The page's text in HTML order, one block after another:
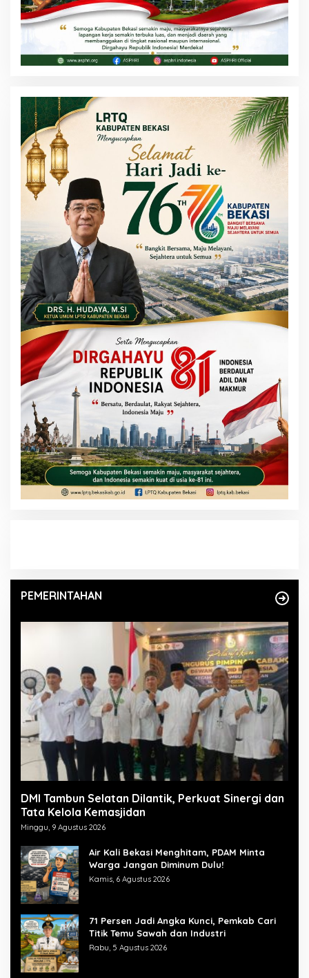
PEMERINTAHAN
DMI Tambun Selatan Dilantik, Perkuat Sinergi dan
Tata Kelola Kemasjidan
Minggu, 9 Agustus 2026
Air Kali Bekasi Menghitam, PDAM Minta
Warga Jangan Diminum Dulu!
Kamis, 6 Agustus 2026
71 Persen Jadi Angka Kunci, Pemkab Cari
Titik Temu Sawah dan Industri
Rabu, 5 Agustus 2026